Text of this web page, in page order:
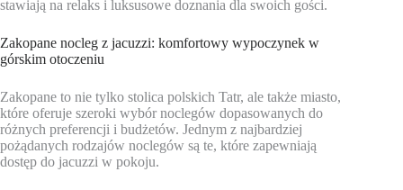
stawiają na relaks i luksusowe doznania dla swoich gości.
Zakopane nocleg z jacuzzi: komfortowy wypoczynek w
górskim otoczeniu
Zakopane to nie tylko stolica polskich Tatr, ale także miasto,
które oferuje szeroki wybór noclegów dopasowanych do
różnych preferencji i budżetów. Jednym z najbardziej
pożądanych rodzajów noclegów są te, które zapewniają
dostęp do jacuzzi w pokoju.